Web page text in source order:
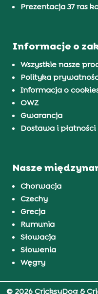
Prezentacja 37 ras
Informacje o
Wszystkie nasze
Polityka
Informacja o
OWZ
Gwarancja
Dostawa i płatności
Nasze
Chorwacja
Czechy
Grecja
Rumunia
Słowacja
Słowenia
Węgry
© 2026 CricksyDog &